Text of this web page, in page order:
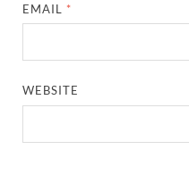
EMAIL *
WEBSITE